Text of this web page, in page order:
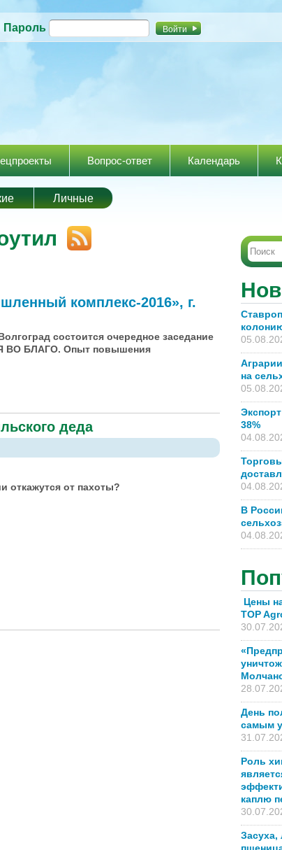
Перейти к
содержанию
Пароль
Вопрос-ответ Календарь
Личные
комплекс-2016», г.
состоится очередное заседание
ВО БЛАГО. Опыт повышения
деда
откажутся от пахоты?
на
38%
В
Цены
TOP
День
самым
Роль
каплю
Засуха,